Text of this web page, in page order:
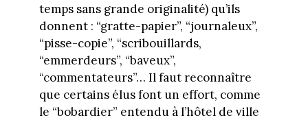
temps sans grande originalité) qu’ils
donnent : “gratte-papier”, “journaleux”,
“pisse-copie”, “scribouillards,
“emmerdeurs”, “baveux”,
“commentateurs”… Il faut reconnaître
que certains élus font un effort, comme
le “bobardier” entendu à l’hôtel de ville